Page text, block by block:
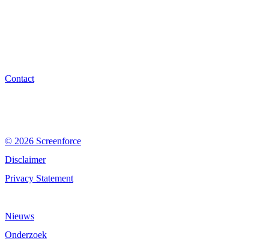
Contact
© 2026 Screenforce
Disclaimer
Privacy Statement
Nieuws
Onderzoek